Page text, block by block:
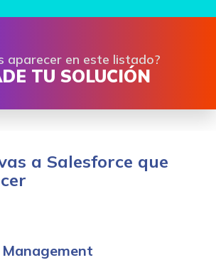
aparecer en este listado?
TU SOLUCIÓN
a Salesforce que
Management